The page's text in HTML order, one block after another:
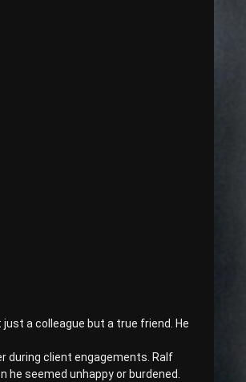
a colleague but a true friend. He
during client engagements. Ralf
seemed unhappy or burdened.